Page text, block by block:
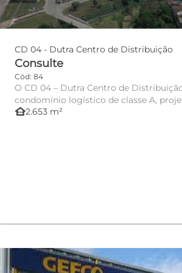
CD 04 - Dutra Centro de Distribuição
Consulte
Cód: 84
O CD 04 – Dutra Centro de Distribuição é um
condomínio logístico de classe A,
operações de ar...
other_houses2.653 m²